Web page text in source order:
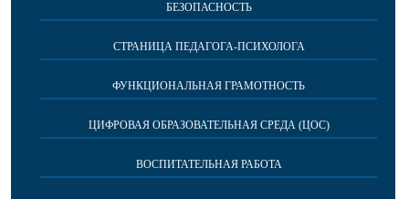
БЕЗОПАСНОСТЬ
СТРАНИЦА ПЕДАГОГА-ПСИХОЛОГА
ФУНКЦИОНАЛЬНАЯ ГРАМОТНОСТЬ
ЦИФРОВАЯ ОБРАЗОВАТЕЛЬНАЯ СРЕДА (ЦОС)
ВОСПИТАТЕЛЬНАЯ РАБОТА